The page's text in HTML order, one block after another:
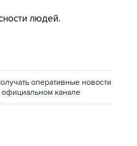
людей.
оперативные новости
официальном канале